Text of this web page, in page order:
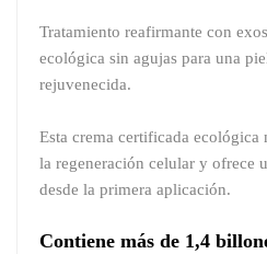
Tratamiento reafirmante con
ecológica sin agujas para una
rejuvenecida.
Esta crema certificada
la regeneración celular y ofrece
desde la primera aplicación.
Contiene más de 1,4